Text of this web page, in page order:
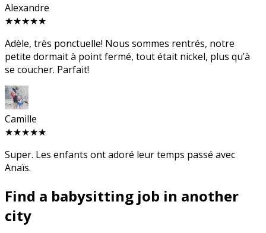
Alexandre
★★★★★
Adèle, très ponctuelle! Nous sommes rentrés, notre
petite dormait à point fermé, tout était nickel, plus qu’à
se coucher. Parfait!
Camille
★★★★★
Super. Les enfants ont adoré leur temps passé avec
Anaïs.
Find a babysitting job in another
city